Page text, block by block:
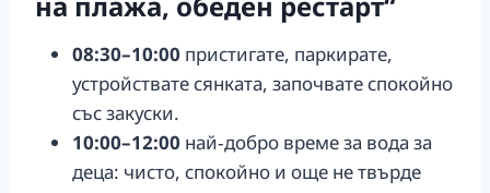
08:30–10:00 пристигате, паркирате,
устройствате сянката, започвате спокойно
със закуски.
10:00–12:00 най‑добро време за вода за
деца: чисто, спокойно и още не твърде